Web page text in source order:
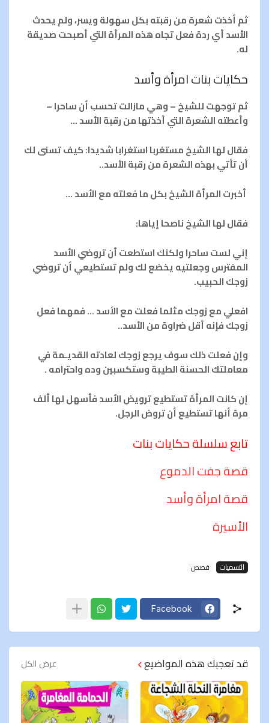
ثم أخذت شعرة من رقبته بكل سهولة ويسر، ولم يحدث
الأسد أي ردة فعل تجاه هذه المرأة التي أصبحت صديقة
له.
حكايات بنات امرأة وأسد
ثم توجهت للشيخ – وهي مازالت تحسب أن ساحرا –
وأعطته الشعرة التي أخذتها من رقبة الأسد …
فقال لها الشيخ مستغربا استغرابا شديدا: كيف تسنى لك
أن تأتي بهذه الشعرة من رقبة الأسد..
أخبرت المرأة الشيخ بكل ما فعلته مع الأسد …
فقال لها الشيخ ناصحا إياها:
إني لست ساحرا ولكنك استطعت أن تروضي الأسد
المفترس وجعلتيه يخضع لك ولم تستطيعي أن تروضي
زوجك الحبيب.
افعلي مع زوجك مثلما فعلت مع الأسد … فمهما فعل
زوجك فإنه أقل ضراوة من الأسد..
وإن فعلت ذلك سوف يرجع زوجك لعادته القديـمة في
معاملتك الحسنة الطيبة وستكسبين وده واحترامه .
إن كانت المرأة تستطيع ترويض الأسد فأسهل لها ألف
مرة أنها تستطيع أن تروض الرجل.
تابع سلسلة حكايات بنات
قصة جفت الدموع
قصة امرأة وأسد
الأسيرة
التسميات قصص
Facebook
قد تعجبك هذه المواضيع عرض الكل